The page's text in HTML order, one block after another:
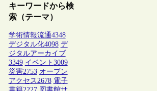
キーワードから検
索（テーマ）
学術情報流通4348
デジタル化4098 デ
ジタルアーカイブ
3349 イベント 3009
災害2753 オープン
アクセス2678 電子